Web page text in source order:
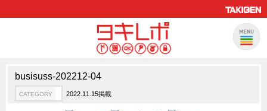
CATEGORY
新製品ロケットニュース
busisuss-202212-04
CATEGORY 2022.11.15掲載